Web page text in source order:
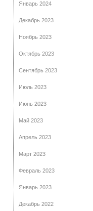
Январь 2024
Декабрь 2023
Ноябрь 2023
Октябрь 2023
Сентябрь 2023
Июль 2023
Июнь 2023
Май 2023
Апрель 2023
Март 2023
Февраль 2023
Январь 2023
Декабрь 2022